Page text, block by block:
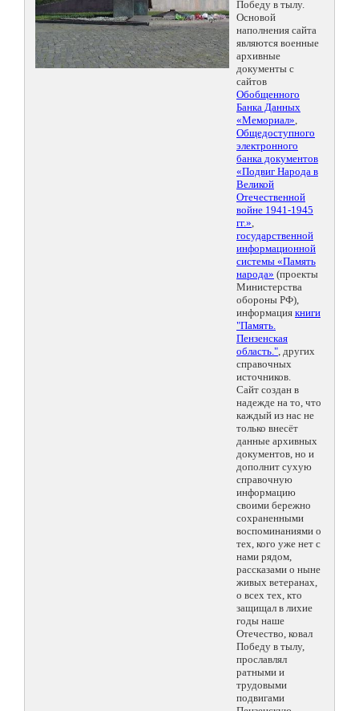
Победу в тылу.
Основой
наполнения сайта
являются военные
архивные
документы с
сайтов
Обобщенного
Банка Данных
«Мемориал»,
Общедоступного
электронного
банка документов
«Подвиг Народа в
Великой
Отечественной
войне 1941-1945
гг.»,
государственной
информационной
системы «Память
народа» (проекты
Министерства
обороны РФ),
информация книги
"Память.
Пензенская
область.", других
справочных
источников.
Сайт создан в
надежде на то, что
каждый из нас не
только внесёт
данные архивных
документов, но и
дополнит сухую
справочную
информацию
своими бережно
сохраненными
воспоминаниями о
тех, кого уже нет с
нами рядом,
рассказами о ныне
живых ветеранах,
о всех тех, кто
защищал в лихие
годы наше
Отечество, ковал
Победу в тылу,
прославлял
ратными и
трудовыми
подвигами